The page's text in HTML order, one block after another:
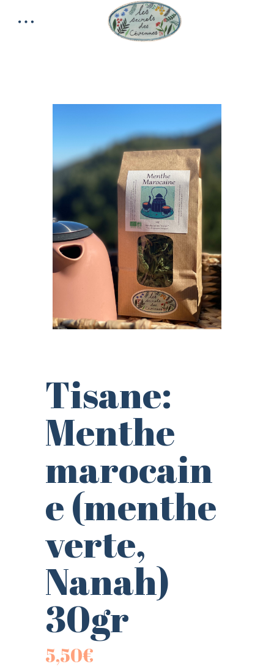
Tisane:
Menthe
marocain
e (menthe
verte,
Nanah)
30gr
5,50€